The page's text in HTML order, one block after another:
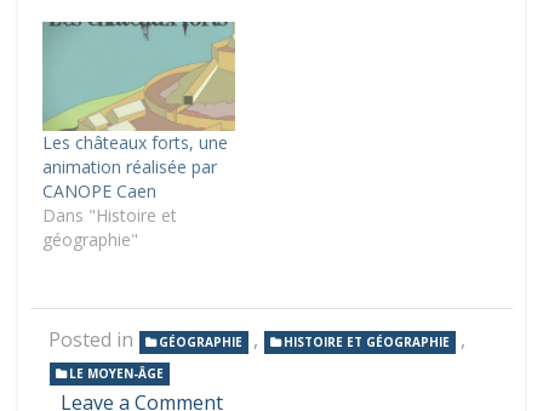
Les châteaux forts, une
animation réalisée par
CANOPE Caen
Dans "Histoire et
géographie"
Posted in GÉOGRAPHIE , HISTOIRE ET GÉOGRAPHIE ,
LE MOYEN-ÂGE
Leave a Commenton